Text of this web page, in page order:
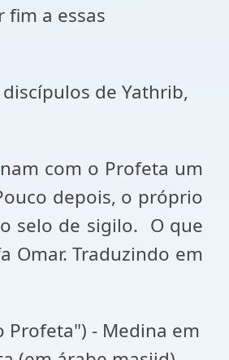
fim a essas
de Yathrib,
com o Profeta um
depois, o próprio
selo de sigilo. O que
Omar. Traduzindo em
Profeta") - Medina em